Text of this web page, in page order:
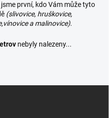
první, kdo Vám může tyto
(slivovice, hruškovice,
a malinovice).
nebyly nalezeny...